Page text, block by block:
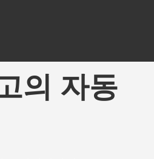
의 자동